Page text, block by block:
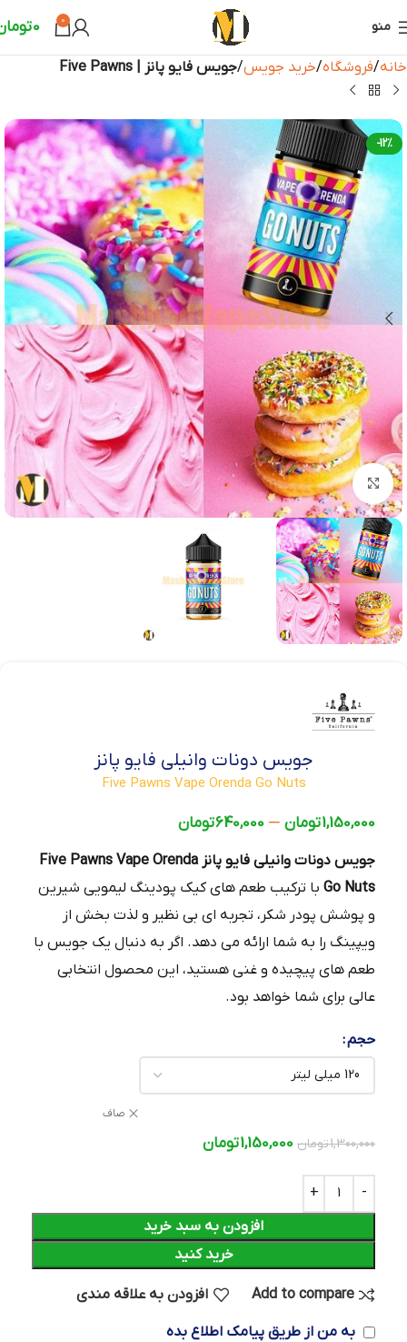
منو 0
0
خانه فروشگاه خرید جویس جویس فایو پانز | Five Pawns
-12%
بزرگنمایی تصویر
جویس دونات وانیلی فایو پانز
Five Pawns Vape Orenda Go Nuts
1,150,000تومان –
640,000تومان
جویس دونات وانیلی فایو پانز Five Pawns Vape Orenda
Go Nuts با ترکیب طعم‌ های کیک پودینگ لیمویی شیرین
و پوشش پودر شکر، تجربه‌ ای بی‌ نظیر و لذت‌ بخش از
ویپینگ را به شما ارائه می‌ دهد. اگر به دنبال یک جویس با
طعم‌ های پیچیده و غنی هستید، این محصول انتخابی
عالی برای شما خواهد بود.
حجم
صاف
1,300,000تومان 1,150,000تومان
افزودن به سبد خرید
خرید کنید
Add to compare افزودن به علاقه مندی
به من از طریق پیامک اطلاع بده